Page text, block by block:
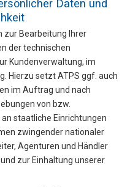
Daten und
zur Bearbeitung Ihrer
der technischen
Kundenverwaltung, im
Hierzu setzt ATPS ggf. auch
im Auftrag und nach
von bzw.
staatliche Einrichtungen
zwingender nationaler
Agenturen und Händler
zur Einhaltung unserer